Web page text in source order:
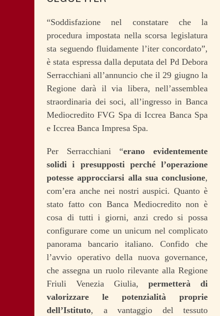
“Soddisfazione nel constatare che la
procedura impostata nella scorsa legislatura
sta seguendo fluidamente l’iter concordato”,
è stata espressa dalla deputata del Pd Debora
Serracchiani all’annuncio che il 29 giugno la
Regione darà il via libera, nell’assemblea
straordinaria dei soci, all’ingresso in Banca
Mediocredito FVG Spa di Iccrea Banca Spa
e Iccrea Banca Impresa Spa.
Per Serracchiani “erano evidentemente
solidi i presupposti perché l’operazione
potesse approcciarsi alla sua conclusione,
com’era anche nei nostri auspici. Quanto è
stato fatto con Banca Mediocredito non è
cosa di tutti i giorni, anzi credo si possa
configurare come un unicum nel complicato
panorama bancario italiano. Confido che
l’avvio operativo della nuova governance,
che assegna un ruolo rilevante alla Regione
Friuli Venezia Giulia, permetterà di
valorizzare le potenzialità proprie
dell’Istituto, a vantaggio del tessuto